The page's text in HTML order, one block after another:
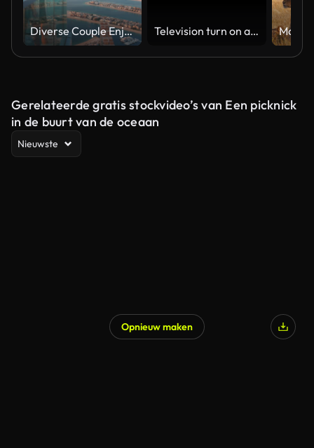
Diverse Couple Enjoying Sunset Views from High Rise Sky Deck Overlooking Palm Jumeirah Television turn on and off. Switch on tv effect, switch off tv effect. Turn on Lcd TV effect, turn off TV effect . Led Tv on and off on black background
Gerelateerde gratis stockvideo’s van Een picknick
in de buurt van de oceaan
Nieuwste
Opnieuw maken